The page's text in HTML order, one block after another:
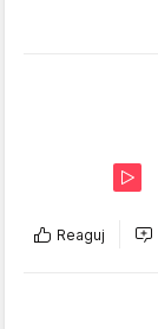
Reaguj